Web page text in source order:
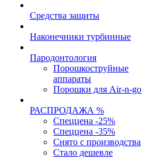
Средства защиты
Наконечники турбинные
Пародонтология
Порошкоструйные
аппараты
Порошки для Air-n-go
РАСПРОДАЖА %
Спеццена -25%
Спеццена -35%
Снято с производства
Стало дешевле